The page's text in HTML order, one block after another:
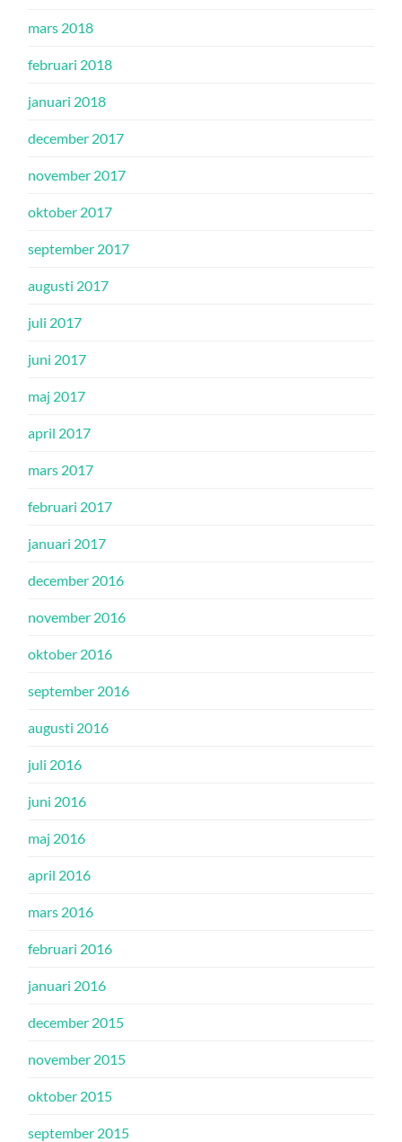
mars 2018
februari 2018
januari 2018
december 2017
november 2017
oktober 2017
september 2017
augusti 2017
juli 2017
juni 2017
maj 2017
april 2017
mars 2017
februari 2017
januari 2017
december 2016
november 2016
oktober 2016
september 2016
augusti 2016
juli 2016
juni 2016
maj 2016
april 2016
mars 2016
februari 2016
januari 2016
december 2015
november 2015
oktober 2015
september 2015